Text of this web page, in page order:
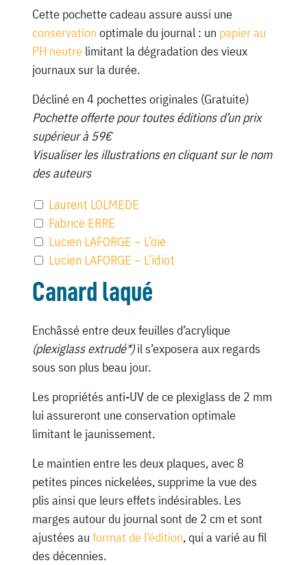
Cette pochette cadeau assure aussi une
conservation optimale du journal : un papier au
PH neutrelimitant la dégradation des vieux
journaux sur la durée.
Décliné en 4 pochettes originales (Gratuite)
Pochette offerte pour toutes éditions d’un prix
supérieur à 59€
Visualiser les illustrations en cliquant sur le nom
des auteurs
Laurent LOLMEDE
Fabrice ERRE
Lucien LAFORGE – L’oie
Lucien LAFORGE – L’idiot
Canard laqué
Enchâssé entre deux feuilles d’acrylique
(plexiglass extrudé*)il s’exposera aux regards
sous son plus beau jour.
Les propriétés anti-UV de ce plexiglass de 2 mm
lui assureront une conservation optimale
limitant le jaunissement.
Le maintien entre les deux plaques, avec 8
petites pinces nickelées, supprime la vue des
plis ainsi que leurs effets indésirables. Les
marges autour du journal sont de 2 cm et sont
ajustées au format de l’édition, qui a varié au fil
des décennies.